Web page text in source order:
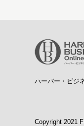
ハーバー・ビジ
Copyright 2021